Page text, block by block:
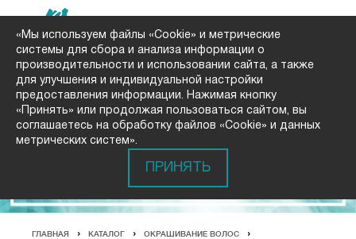
ГЛАВНАЯ КАТАЛОГ ОКРАШИВАНИЕ ВОЛОС
«Мы используем файлы «Cookie» и метрические
системы для сбора и анализа информации о
производительности и использовании сайта, а также
для улучшения и индивидуальной настройки
предоставления информации. Нажимая кнопку
«Принять» или продолжая пользоваться сайтом, вы
соглашаетесь на обработку файлов «Cookie» и данных
метрических систем».
ПРИНЯТЬ